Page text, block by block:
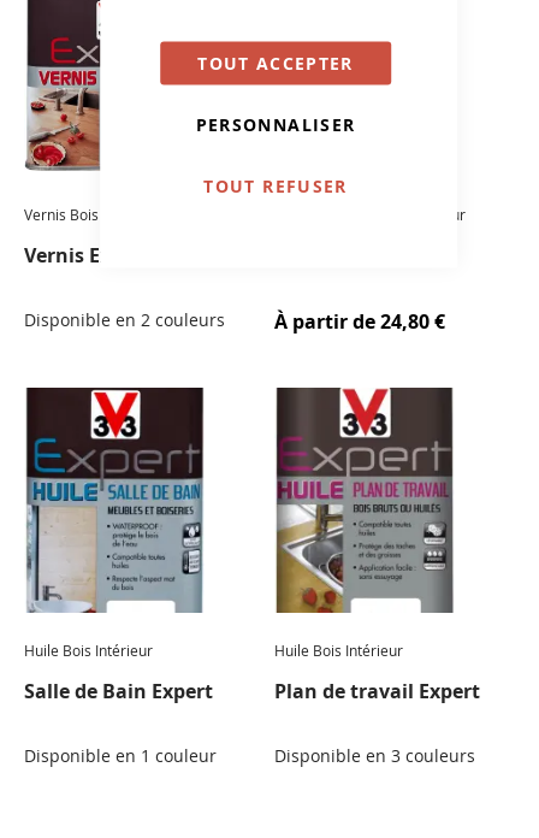
TOUT ACCEPTER
PERSONNALISER
TOUT REFUSER
Vernis Bois Intérieur
Vernis Expert
Disponible en 2 couleurs
Plancher & Escalier Intérieur
À partir de24,80 €
Huile Bois Intérieur
Salle de Bain Expert
Disponible en 1 couleur
Huile Bois Intérieur
Plan de travail Expert
Disponible en 3 couleurs